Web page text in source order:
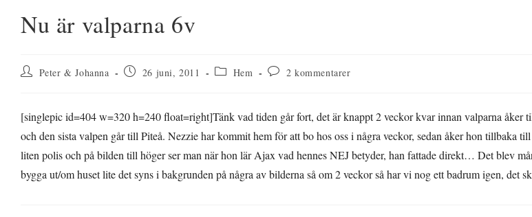
Nu är valparna 6v
Inläggsförfattare:
Peter & Johanna
Inlägget26 juni, 2011 Inläggskategori:
Hem
Kommentarer
2 kommentarer
[singlepic id=404 w=320 h=240 float=right]Tänk vad tiden går fort, det är knappt 2 veckor kvar innan valparna åker
och den sista valpen går till Piteå. Nezzie har kommit hem för att bo hos oss i några veckor, sedan åker hon tillbaka
liten polis och på bilden till höger ser man när hon lär Ajax vad hennes NEJ betyder, han fattade direkt… Det blev
bygga ut/om huset lite det syns i bakgrunden på några av bilderna så om 2 veckor så har vi nog ett badrum igen, det